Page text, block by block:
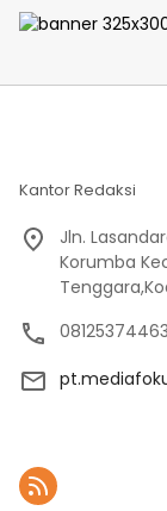
Enarotali
Bersih, Indonesia
Kantor Redaksi
Jln.
Korumba